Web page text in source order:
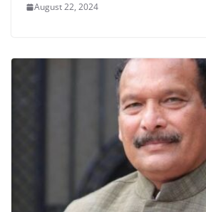
August 22, 2024